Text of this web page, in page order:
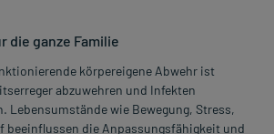
die ganze Familie
körpereigene Abwehr ist
abzuwehren und Infekten
Lebensumstände wie Bewegung, Stress,
beeinflussen die Anpassungsfähigkeit und